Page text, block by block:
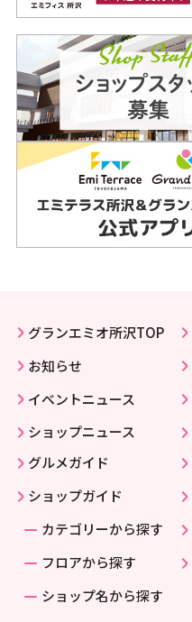
グランエミオ所沢TOP
お知らせ
イベントニュース
ショップニュース
グルメガイド
ショップガイド
カテゴリーから探す
フロアから探す
ショップ名から探す